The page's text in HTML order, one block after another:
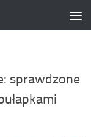
sprawdzone